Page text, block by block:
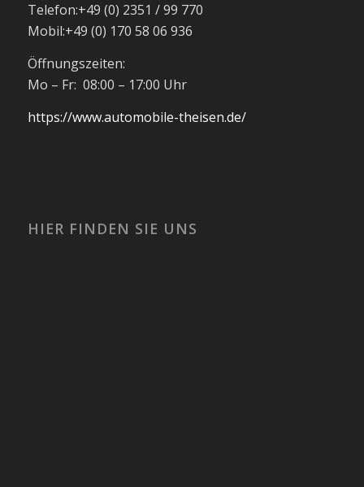
Telefon:+49 (0) 2351 / 99 770
Mobil:+49 (0) 170 58 06 936
Öffnungszeiten:
Mo – Fr: 08:00 – 17:00 Uhr
https://www.automobile-theisen.de/
HIER FINDEN SIE UNS